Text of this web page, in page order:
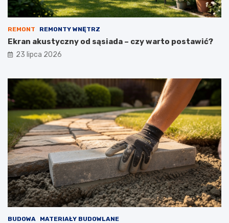
REMONT REMONTY WNĘTRZ
Ekran akustyczny od sąsiada – czy warto postawić?
23 lipca 2026
BUDOWA MATERIAŁY BUDOWLANE